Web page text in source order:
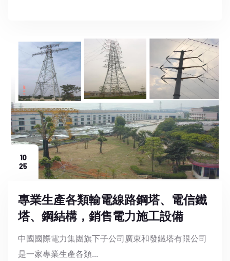
10
25
專業生產各類輸電線路鋼塔、電信鐵
塔、鋼結構，銷售電力施工設備
中國國際電力集團旗下子公司廣東和發鐵塔有限公司
是一家專業生產各類...